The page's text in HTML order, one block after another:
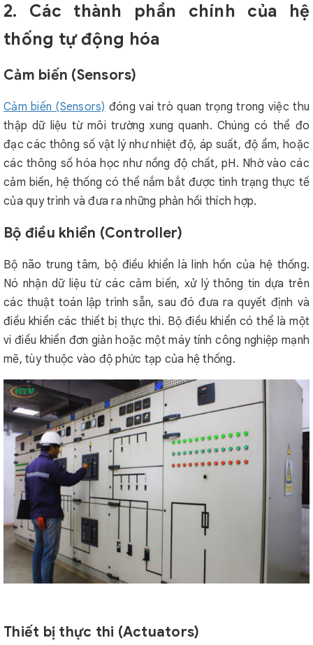
2. Các thành phần chính của hệ
thống tự động hóa
Cảm biến (Sensors)
Cảm biến (Sensors) đóng vai trò quan trọng trong việc thu
thập dữ liệu từ môi trường xung quanh. Chúng có thể đo
đạc các thông số vật lý như nhiệt độ, áp suất, độ ẩm, hoặc
các thông số hóa học như nồng độ chất, pH. Nhờ vào các
cảm biến, hệ thống có thể nắm bắt được tình trạng thực tế
của quy trình và đưa ra những phản hồi thích hợp.
Bộ điều khiển (Controller)
Bộ não trung tâm, bộ điều khiển là linh hồn của hệ thống.
Nó nhận dữ liệu từ các cảm biến, xử lý thông tin dựa trên
các thuật toán lập trình sẵn, sau đó đưa ra quyết định và
điều khiển các thiết bị thực thi. Bộ điều khiển có thể là một
vi điều khiển đơn giản hoặc một máy tính công nghiệp mạnh
mẽ, tùy thuộc vào độ phức tạp của hệ thống.
Thiết bị thực thi (Actuators)